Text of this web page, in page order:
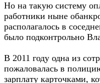
Но на такую систему
работники ныне
располагалось в
было подконтрольно
В 2011 году одна из
пожаловалась в
зарплату карточками,